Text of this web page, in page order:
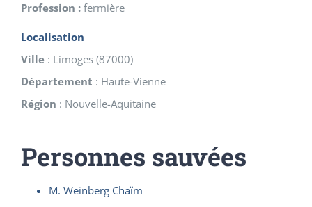
Profession : fermière
Localisation
Ville : Limoges (87000)
Département : Haute-Vienne
Région : Nouvelle-Aquitaine
Personnes sauvées
M. Weinberg Chaïm